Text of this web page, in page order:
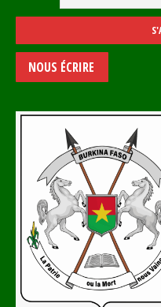
NOUS ÉCRIRE